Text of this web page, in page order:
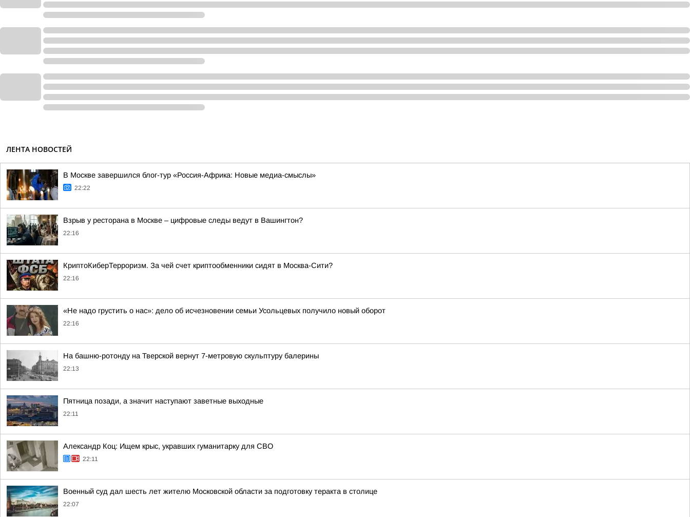
ЛЕНТА НОВОСТЕЙ
В Москве завершился блог-тур «Россия-Африка: Новые медиа-смыслы»
22:22
Взрыв у ресторана в Москве – цифровые следы ведут в Вашингтон?
22:16
КриптоКиберТерроризм. За чей счет криптообменники сидят в Москва-Сити?
22:16
«Не надо грустить о нас»: дело об исчезновении семьи Усольцевых получило новый оборот
22:16
На башню-ротонду на Тверской вернут 7-метровую скульптуру балерины
22:13
Пятница позади, а значит наступают заветные выходные
22:11
Александр Коц: Ищем крыс, укравших гуманитарку для СВО
22:11
Военный суд дал шесть лет жителю Московской области за подготовку теракта в столице
22:07